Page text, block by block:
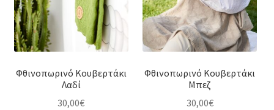
Φθινοπωρινό Κουβερτάκι
Λαδί
30,00€
Φθινοπωρινό Κουβερτάκι
Μπεζ
30,00€